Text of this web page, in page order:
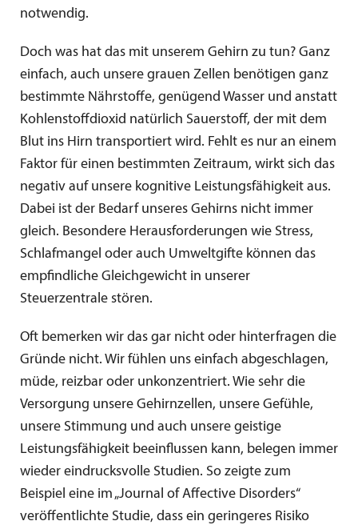
notwendig.
Doch was hat das mit unserem Gehirn zu tun? Ganz
einfach, auch unsere grauen Zellen benötigen ganz
bestimmte Nährstoffe, genügend Wasser und anstatt
Kohlenstoffdioxid natürlich Sauerstoff, der mit dem
Blut ins Hirn transportiert wird. Fehlt es nur an einem
Faktor für einen bestimmten Zeitraum, wirkt sich das
negativ auf unsere kognitive Leistungsfähigkeit aus.
Dabei ist der Bedarf unseres Gehirns nicht immer
gleich. Besondere Herausforderungen wie Stress,
Schlafmangel oder auch Umweltgifte können das
empfindliche Gleichgewicht in unserer
Steuerzentrale stören.
Oft bemerken wir das gar nicht oder hinterfragen die
Gründe nicht. Wir fühlen uns einfach abgeschlagen,
müde, reizbar oder unkonzentriert. Wie sehr die
Versorgung unsere Gehirnzellen, unsere Gefühle,
unsere Stimmung und auch unsere geistige
Leistungsfähigkeit beeinflussen kann, belegen immer
wieder eindrucksvolle Studien. So zeigte zum
Beispiel eine im „Journal of Affective Disorders“
veröffentlichte Studie, dass ein geringeres Risiko